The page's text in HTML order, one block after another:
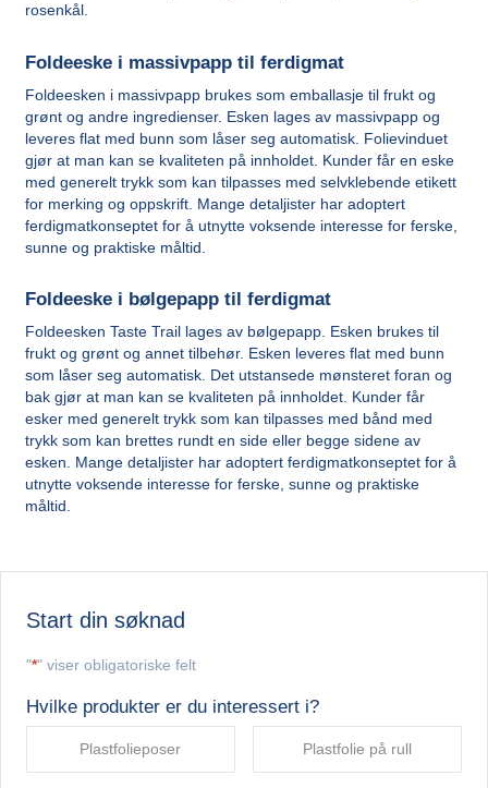
rosenkål.
Foldeeske i massivpapp til ferdigmat
Foldeesken i massivpapp brukes som emballasje til frukt og
grønt og andre ingredienser. Esken lages av massivpapp og
leveres flat med bunn som låser seg automatisk. Folievinduet
gjør at man kan se kvaliteten på innholdet. Kunder får en eske
med generelt trykk som kan tilpasses med selvklebende etikett
for merking og oppskrift. Mange detaljister har adoptert
ferdigmatkonseptet for å utnytte voksende interesse for ferske,
sunne og praktiske måltid.
Foldeeske i bølgepapp til ferdigmat
Foldeesken Taste Trail lages av bølgepapp. Esken brukes til
frukt og grønt og annet tilbehør. Esken leveres flat med bunn
som låser seg automatisk. Det utstansede mønsteret foran og
bak gjør at man kan se kvaliteten på innholdet. Kunder får
esker med generelt trykk som kan tilpasses med bånd med
trykk som kan brettes rundt en side eller begge sidene av
esken. Mange detaljister har adoptert ferdigmatkonseptet for å
utnytte voksende interesse for ferske, sunne og praktiske
måltid.
Start din søknad
"*" viser obligatoriske felt
Hvilke produkter er du interessert i?
Plastfolieposer Plastfolie på rull